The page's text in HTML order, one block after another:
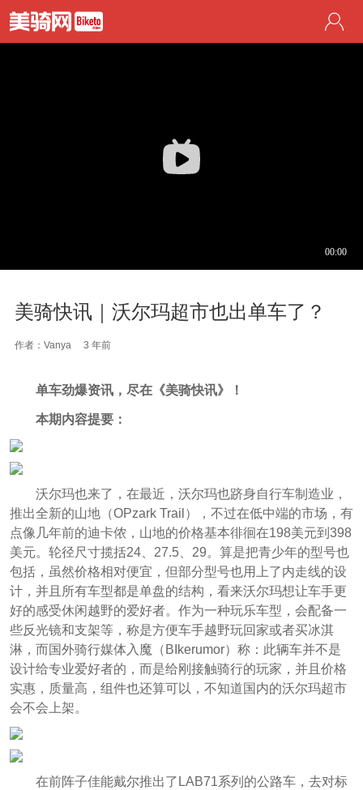
美骑快讯｜沃尔玛超市也出单车了？
作者：Vanya 3 年前
单车劲爆资讯，尽在《美骑快讯》！
本期内容提要：
沃尔玛也来了，在最近，沃尔玛也跻身自行车制造业，
推出全新的山地（OPzark Trail），不过在低中端的市场，有
点像几年前的迪卡侬，山地的价格基本徘徊在198美元到398
美元。轮径尺寸揽括24、27.5、29。算是把青少年的型号也
包括，虽然价格相对便宜，但部分型号也用上了内走线的设
计，并且所有车型都是单盘的结构，看来沃尔玛想让车手更
好的感受休闲越野的爱好者。作为一种玩乐车型，会配备一
些反光镜和支架等，称是方便车手越野玩回家或者买冰淇
淋，而国外骑行媒体入魔（BIkerumor）称：此辆车并不是
设计给专业爱好者的，而是给刚接触骑行的玩家，并且价格
实惠，质量高，组件也还算可以，不知道国内的沃尔玛超市
会不会上架。
在前阵子佳能戴尔推出了LAB71系列的公路车，去对标